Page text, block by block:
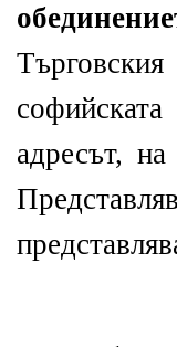
адресът,